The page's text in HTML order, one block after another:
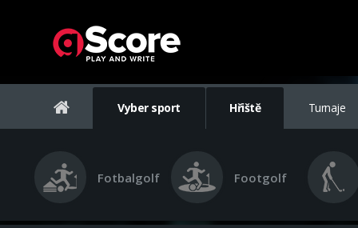
Vyber sport Hřiště Turnaje
Fotbalgolf Footgolf